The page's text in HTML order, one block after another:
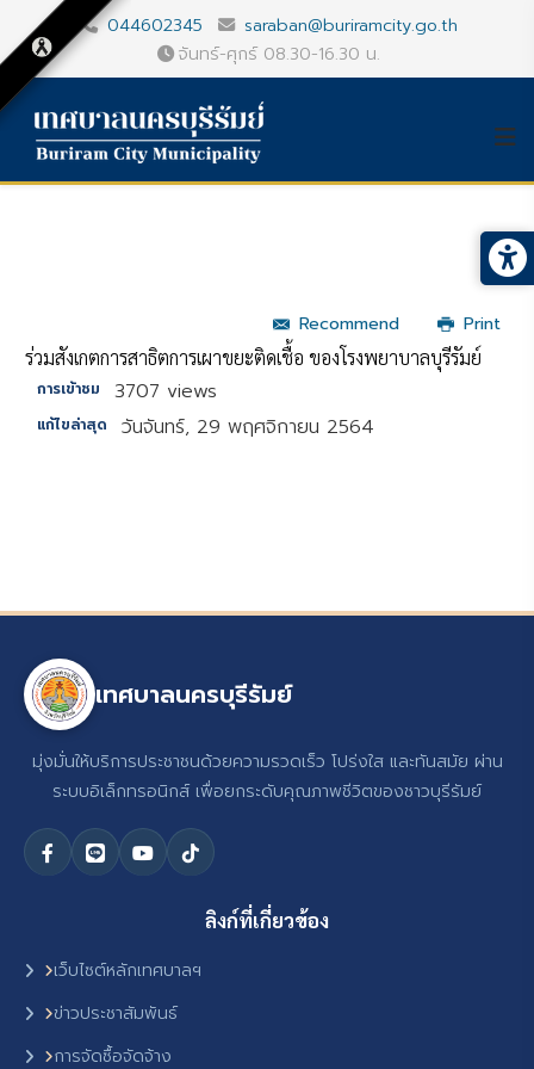
044602345
saraban@buriramcity.go.th
จันทร์-ศุกร์ 08.30-16.30 น.
Recommend
Print
ร่วมสังเกตการสาธิตการเผาขยะติดเชื้อ ของโรงพยาบาลบุรีรัมย์
การเข้าชม 3707 views
แก้ไขล่าสุด วันจันทร์, 29 พฤศจิกายน 2564
เทศบาลนครบุรีรัมย์
มุ่งมั่นให้บริการประชาชนด้วยความรวดเร็ว โปร่งใส และทันสมัย ผ่าน
ระบบอิเล็กทรอนิกส์ เพื่อยกระดับคุณภาพชีวิตของชาวบุรีรัมย์
ลิงก์ที่เกี่ยวข้อง
เว็บไซต์หลักเทศบาลฯ
ข่าวประชาสัมพันธ์
การจัดซื้อจัดจ้าง